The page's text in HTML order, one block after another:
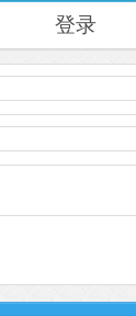
登录